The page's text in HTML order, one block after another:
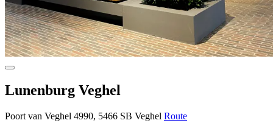
Lunenburg Veghel
Poort van Veghel 4990, 5466 SB Veghel Route